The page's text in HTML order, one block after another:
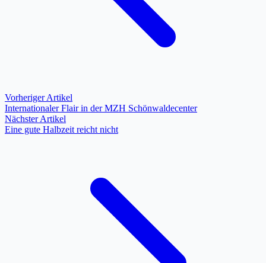
Vorheriger Artikel
Internationaler Flair in der MZH Schönwaldecenter
Nächster Artikel
Eine gute Halbzeit reicht nicht